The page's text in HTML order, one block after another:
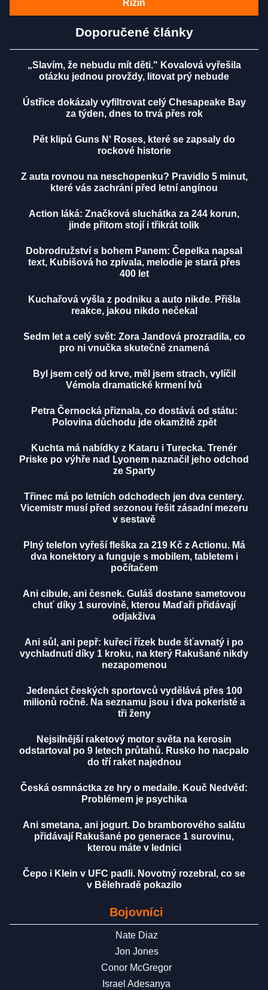
Rizin
Doporučené články
„Slavím, že nebudu mít děti." Kovalová vyřešila
otázku jednou provždy, litovat prý nebude
Ústřice dokázaly vyfiltrovat celý Chesapeake Bay
za týden, dnes to trvá přes rok
Pět klipů Guns N‘ Roses, které se zapsaly do
rockové historie
Z auta rovnou na neschopenku? Pravidlo 5 minut,
které vás zachrání před letní angínou
Action láká: Značková sluchátka za 244 korun,
jinde přitom stojí i třikrát tolik
Dobrodružství s bohem Panem: Čepelka napsal
text, Kubišová ho zpívala, melodie je stará přes
400 let
Kuchařová vyšla z podniku a auto nikde. Přišla
reakce, jakou nikdo nečekal
Sedm let a celý svět: Zora Jandová prozradila, co
pro ni vnučka skutečně znamená
Byl jsem celý od krve, měl jsem strach, vylíčil
Vémola dramatické krmení lvů
Petra Černocká přiznala, co dostává od státu:
Polovina důchodu jde okamžitě zpět
Kuchta má nabídky z Kataru i Turecka. Trenér
Priske po výhře nad Lyonem naznačil jeho odchod
ze Sparty
Třinec má po letních odchodech jen dva centery.
Vicemistr musí před sezonou řešit zásadní mezeru
v sestavě
Plný telefon vyřeší fleška za 219 Kč z Actionu. Má
dva konektory a funguje s mobilem, tabletem i
počítačem
Ani cibule, ani česnek. Guláš dostane sametovou
chuť díky 1 surovině, kterou Maďaři přidávají
odjakživa
Ani sůl, ani pepř: kuřecí řízek bude šťavnatý i po
vychladnutí díky 1 kroku, na který Rakušané nikdy
nezapomenou
Jedenáct českých sportovců vydělává přes 100
milionů ročně. Na seznamu jsou i dva pokeristé a
tři ženy
Nejsilnější raketový motor světa na kerosin
odstartoval po 9 letech průtahů. Rusko ho nacpalo
do tří raket najednou
Česká osmnáctka ze hry o medaile. Kouč Nedvěd:
Problémem je psychika
Ani smetana, ani jogurt. Do bramborového salátu
přidávají Rakušané po generace 1 surovinu,
kterou máte v lednici
Čepo i Klein v UFC padli. Novotný rozebral, co se
v Bělehradě pokazilo
Bojovníci
Nate Diaz
Jon Jones
Conor McGregor
Israel Adesanya